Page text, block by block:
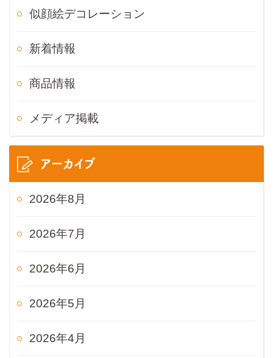
似顔絵デコレーション
新着情報
商品情報
メディア掲載
アーカイブ
2026年8月
2026年7月
2026年6月
2026年5月
2026年4月